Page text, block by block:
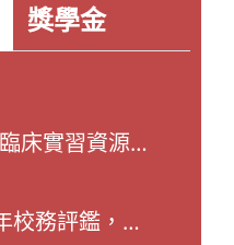
獎學金
全台少數鏈結日本臨床實習資源的口腔衛生科 仁德醫專攜手日本元氣集團 培育國際口腔醫療菁英
仁德醫專通過115年校務評鑑，榮獲最高5年效期！